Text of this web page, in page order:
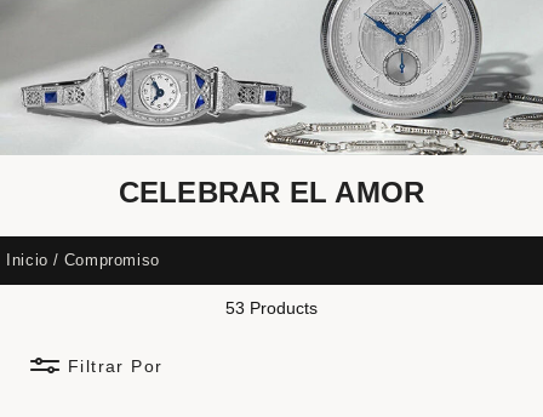
CELEBRAR EL AMOR
Inicio Compromiso
53 Products
Filtrar Por